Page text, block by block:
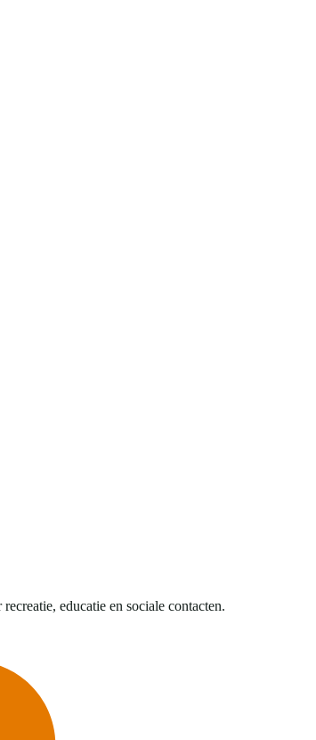
educatie en sociale contacten.